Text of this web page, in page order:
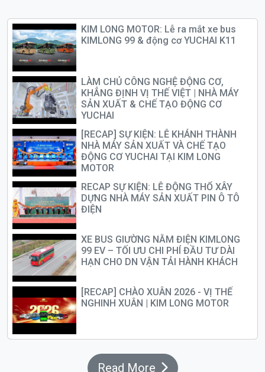
KIM LONG MOTOR: Lễ ra mắt xe bus
KIMLONG 99 & động cơ YUCHAI K11
LÀM CHỦ CÔNG NGHỆ ĐỘNG CƠ,
KHẲNG ĐỊNH VỊ THẾ VIỆT | NHÀ MÁY
SẢN XUẤT & CHẾ TẠO ĐỘNG CƠ
YUCHAI
[RECAP] SỰ KIỆN: LỄ KHÁNH THÀNH
NHÀ MÁY SẢN XUẤT VÀ CHẾ TẠO
ĐỘNG CƠ YUCHAI TẠI KIM LONG
MOTOR
RECAP SỰ KIỆN: LỄ ĐỘNG THỔ XÂY
DỰNG NHÀ MÁY SẢN XUẤT PIN Ô TÔ
ĐIỆN
XE BUS GIƯỜNG NẰM ĐIỆN KIMLONG
99 EV – TỐI ƯU CHI PHÍ ĐẦU TƯ DÀI
HẠN CHO DN VẬN TẢI HÀNH KHÁCH
[RECAP] CHÀO XUÂN 2026 - VỊ THẾ
NGHINH XUÂN | KIM LONG MOTOR
Read More